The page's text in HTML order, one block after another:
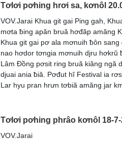
Tơlơi pơhing hrơi sa, kơnôl
VOV.Jarai Khua git gai Ping gah,
mơta ƀing apăn bruă hơđăp amăng
Khua git gai pơ ala mơnuih ƀôn
nao hơdor tơngia mơnuih djru hơkrŭ
Lâm Đồng pơsit ring bruă kiăng ngă
djuai ania ƀiă. Pơđut hĭ Festival ia
Lar hyu pran hrưn tơbiă amăng jar
Tơlơi pơhing phrâo kơnôl 18-7-
VOV.Jarai